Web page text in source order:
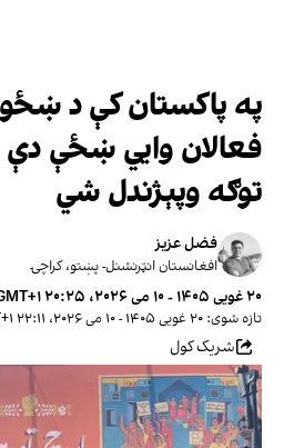
په پاکستان کې د
فعالان وایي ښځې دې
توګه وپېژندل شي
فضل عزیز
افغانستان انټرنشنل- پښتو، کراچۍ
۲۰ غویی ۱۴۰۵ - ۱۰ می ۲۰۲۶، ۲۰:۲۵ GMT+۱
تازه شوی: ۲۰ غویی ۱۴۰۵ - ۱۰ می ۲۰۲۶، ۲۲:۱۱ GMT+۱
شریک کول